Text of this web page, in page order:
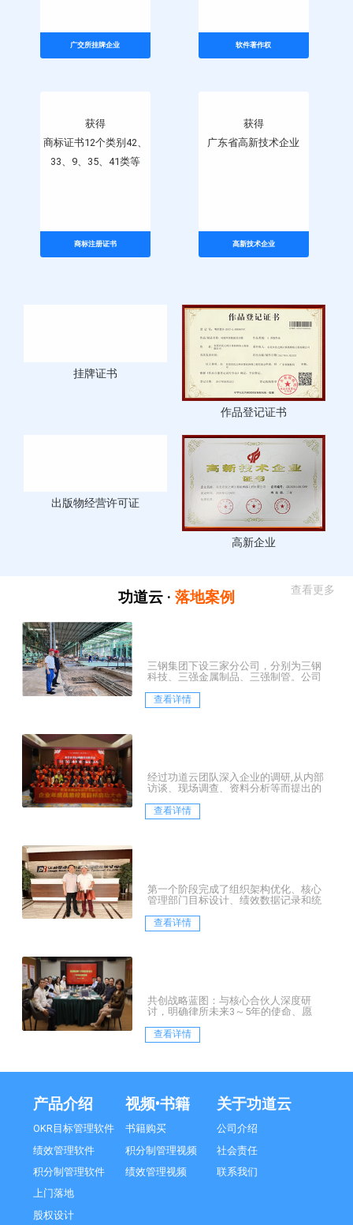
广交所挂牌企业 软件著作权
获得
商标证书12个类别42、
商标注册证书
获得
广东省高新技术企业
高新技术企业
挂牌证书
作品登记证书
出版物经营许可证
高新企业
功道云 · 落地案例 查看更多
三钢集团下设三家分公司，分别为三钢
科技、三强金属制品、三强制管。公司
镇，是一家集中...
查看详情
经过功道云团队深入企业的调研,从内部
访谈、现场调查、资料分析等而提出的
查看详情
第一个阶段完成了组织架构优化、核心
管理部门目标设计、绩效数据记录和统
查看详情
共创战略蓝图：与核心合伙人深度研
讨，明确律所未来3～5年的使命、愿
查看详情
产品介绍 视频•书籍 关于功道云
OKR目标管理软件
绩效管理软件
积分制管理软件
上门落地
股权设计
书籍购买
积分制管理视频
绩效管理视频
公司介绍
社会责任
联系我们